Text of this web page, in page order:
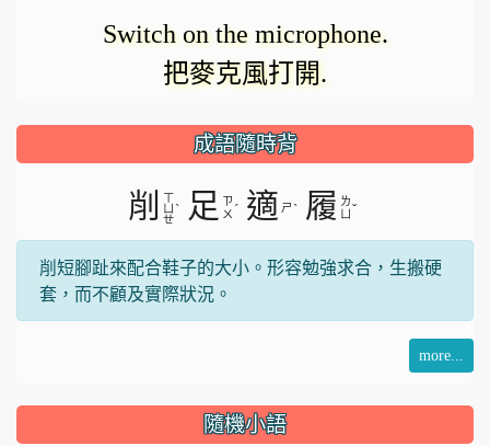
載
入。影
片
Switch on the microphone.
把麥克風打開.
成語隨時背
削
ㄒ
ㄝ
ˋ 足 ㄗ
ㄨ ˊ 適 ㄕ ˋ 履 ㄌ
ˇ
削短腳趾來配合鞋子的大小。形容勉強求合，生搬硬
套，而不顧及實際狀況。
more...
隨機小語